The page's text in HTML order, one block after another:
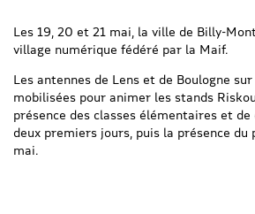
Les 19, 20 et 21 mai, la ville de Billy-
village numérique fédéré par la Maif.
Les antennes de Lens et de Boulogne
mobilisées pour animer les stands
présence des classes élémentaires et
deux premiers jours, puis la présence du
mai.